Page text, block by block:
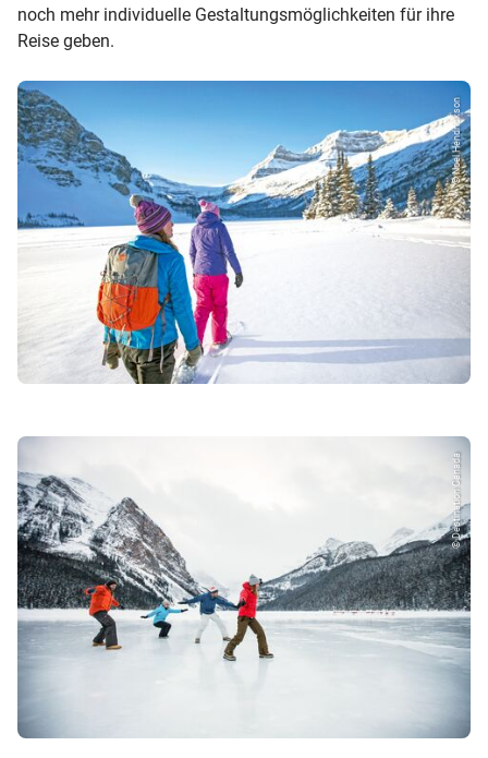
noch mehr individuelle Gestaltungsmöglichkeiten für ihre
Reise geben.
© Noel Hendrickson
© Destination Canada